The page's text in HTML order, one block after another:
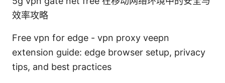
效率攻略
Free vpn for edge - vpn proxy veepn
extension guide: edge browser setup, privacy
tips, and best practices